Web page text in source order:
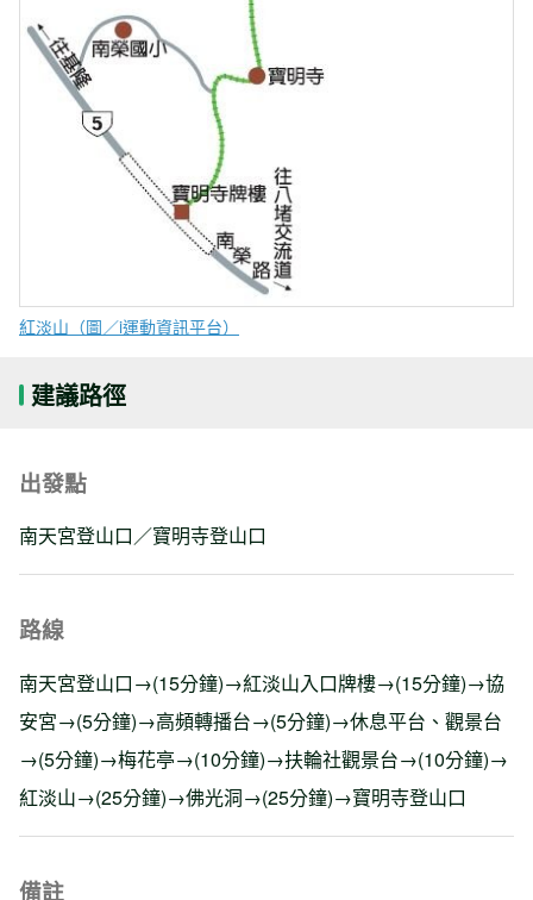
紅淡山（圖／i運動資訊平台）
建議路徑
出發點
南天宮登山口／寶明寺登山口
路線
南天宮登山口→(15分鐘)→紅淡山入口牌樓→(15分鐘)→協
安宮→(5分鐘)→高頻轉播台→(5分鐘)→休息平台、觀景台
→(5分鐘)→梅花亭→(10分鐘)→扶輪社觀景台→(10分鐘)→
紅淡山→(25分鐘)→佛光洞→(25分鐘)→寶明寺登山口
備註